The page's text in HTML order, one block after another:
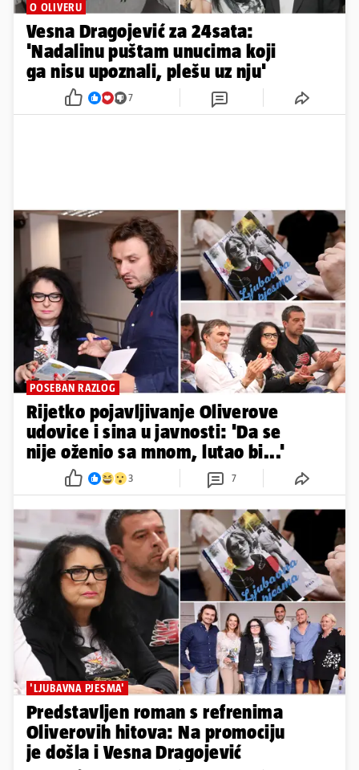
O OLIVERU
Vesna Dragojević za 24sata:
'Nadalinu puštam unucima koji
ga nisu upoznali, plešu uz nju'
7
POSEBAN RAZLOG
Rijetko pojavljivanje Oliverove
udovice i sina u javnosti: 'Da se
nije oženio sa mnom, lutao bi...'
3 7
'LJUBAVNA PJESMA'
Predstavljen roman s refrenima
Oliverovih hitova: Na promociju
je došla i Vesna Dragojević